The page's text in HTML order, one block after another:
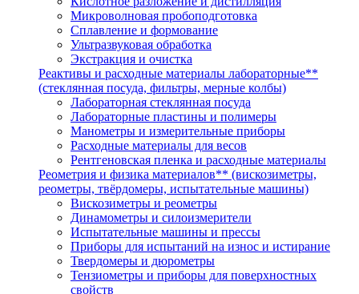
Микроволновая пробоподготовка
Сплавление и формование
Ультразвуковая обработка
Экстракция и очистка
Реактивы и расходные материалы лабораторные**
(стеклянная посуда, фильтры, мерные колбы)
Лабораторная стеклянная посуда
Лабораторные пластины и полимеры
Манометры и измерительные приборы
Расходные материалы для весов
Рентгеновская пленка и расходные материалы
Реометрия и физика материалов** (вискозиметры,
реометры, твёрдомеры, испытательные машины)
Вискозиметры и реометры
Динамометры и силоизмерители
Испытательные машины и прессы
Приборы для испытаний на износ и истирание
Твердомеры и дюрометры
Тензиометры и приборы для поверхностных
свойств